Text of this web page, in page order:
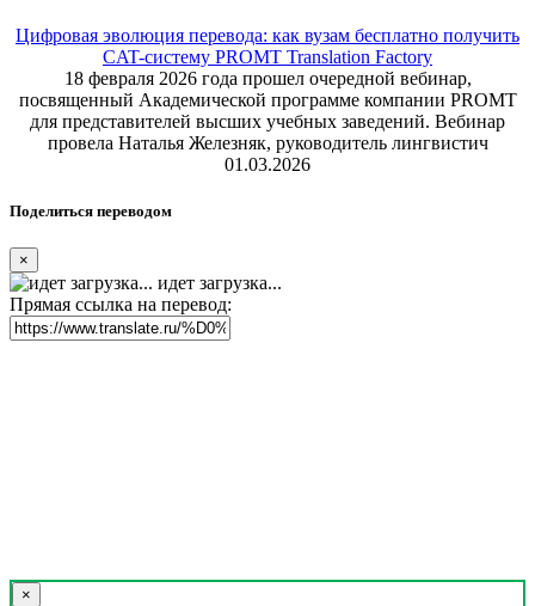
Цифровая эволюция перевода: как вузам бесплатно получить
CAT-систему PROMT Translation Factory
18 февраля 2026 года прошел очередной вебинар,
посвященный Академической программе компании PROMT
для представителей высших учебных заведений. Вебинар
провела Наталья Железняк, руководитель лингвистич
01.03.2026
Поделиться переводом
×
идет загрузка...
Прямая ссылка на перевод:
×